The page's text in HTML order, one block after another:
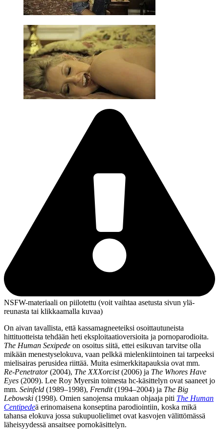
NSFW-materiaali on piilotettu (voit vaihtaa asetusta sivun ylä­
reunasta tai klikkaamalla kuvaa)
On aivan tavallista, että kassamagneeteiksi osoittautuneista
hittituotteista tehdään heti eksploitaatioversioita ja pornoparodioita.
The Human Sexipede on osoitus siitä, ettei esikuvan tarvitse olla
mikään menestyselokuva, vaan pelkkä mielenkiintoinen tai tarpeeksi
mielisairas perusidea riittää. Muita esimerkkitapauksia ovat mm.
Re‑Penetrator(2004), The XXXorcist(2006) ja The Whores Have
Eyes (2009). Lee Roy Myersin toimesta hc‑käsittelyn ovat saaneet jo
mm. Seinfeld (1989–1998), Frendit(1994–2004) ja The Big
Lebowski (1998). Omien sanojensa mukaan ohjaaja piti The Human
Centipedeä erinomaisena konseptina parodiointiin, koska mikä
tahansa elokuva jossa sukupuolielimet ovat kasvojen välittömässä
läheisyydessä ansaitsee pornokäsittelyn.